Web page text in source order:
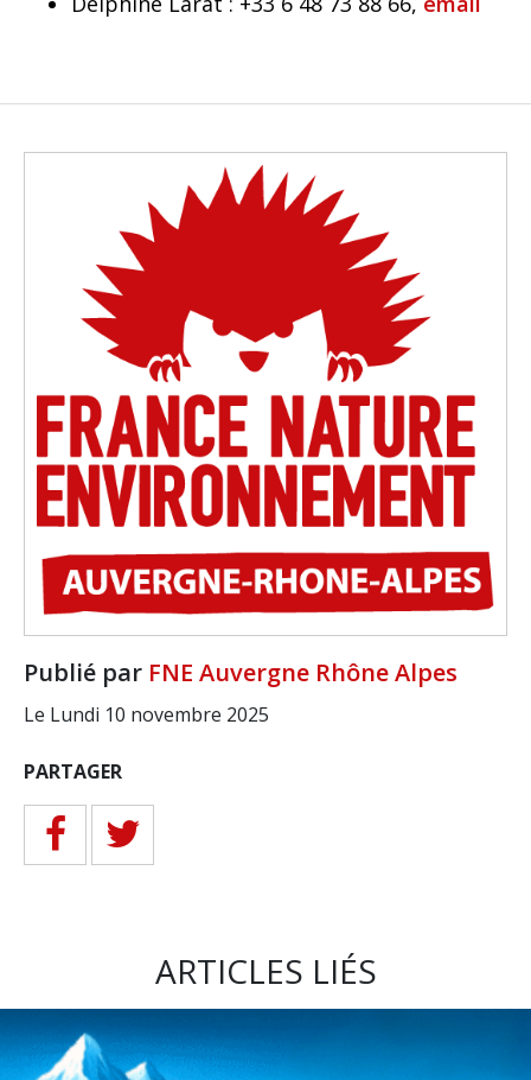
Publié par FNE Auvergne Rhône Alpes
Le Lundi 10 novembre 2025
PARTAGER
ARTICLES LIÉS